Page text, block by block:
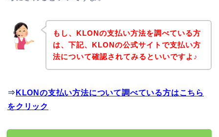
もし、KLONの支払い方法を調べている方
は、下記、KLONの公式サイトで支払い方
法について確認されてみるといいですよ♪
⇒ KLONの支払い方法について調べている方はこちら
をクリック